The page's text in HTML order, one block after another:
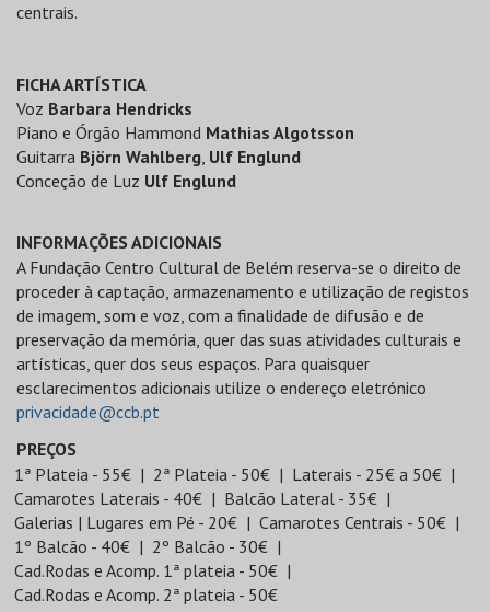
centrais.
FICHA ARTÍSTICA
Voz Barbara Hendricks
Piano e Órgão Hammond Mathias Algotsson
Guitarra Björn Wahlberg, Ulf Englund
Conceção de Luz Ulf Englund
INFORMAÇÕES ADICIONAIS
A Fundação Centro Cultural de Belém reserva-se o direito de
proceder à captação, armazenamento e utilização de registos
de imagem, som e voz, com a finalidade de difusão e de
preservação da memória, quer das suas atividades culturais e
artísticas, quer dos seus espaços. Para quaisquer
esclarecimentos adicionais utilize o endereço eletrónico
privacidade@ccb.pt
PREÇOS
1ª Plateia - 55€
2ª Plateia - 50€
Laterais - 25€ a 50€
Camarotes Laterais - 40€
Balcão Lateral - 35€
Galerias | Lugares em Pé - 20€
Camarotes Centrais - 50€
1º Balcão - 40€
2º Balcão - 30€
Cad.Rodas e Acomp. 1ª plateia - 50€
Cad.Rodas e Acomp. 2ª plateia - 50€